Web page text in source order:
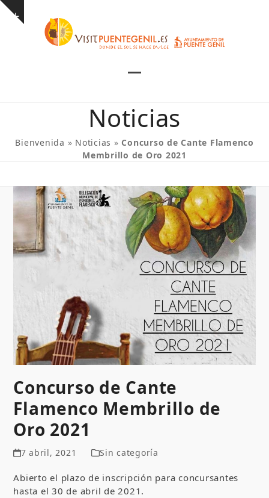
Skip
Show
mobile
menu
mobile
menu
Noticias
Bienvenida » Noticias » Concurso de Cante Flamenco
Membrillo de Oro 2021
Concurso de Cante
Flamenco Membrillo de
Oro 2021
7 abril, 2021 Sin categoría
Abierto el plazo de inscripción para concursantes
hasta el 30 de abril de 2021.